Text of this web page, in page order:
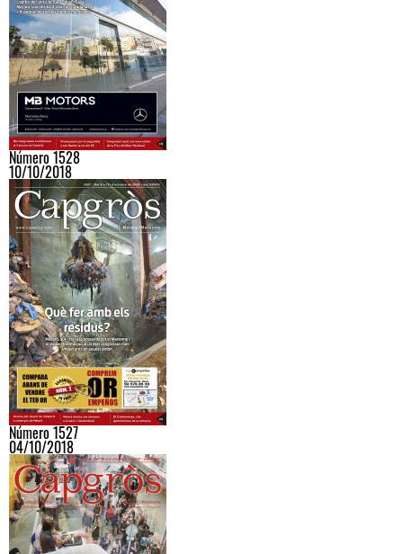
Número 1528
10/10/2018
Número 1527
04/10/2018